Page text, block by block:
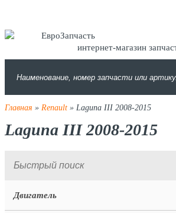
интернет-магазин
Главная » Renault» Laguna III 2008-2015
Laguna III 2008-2015
Двигатель